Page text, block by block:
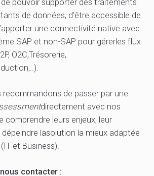
de pouvoir supporter des traitements
de données, d’être accessible de
une connectivité native avec
SAP et non-SAP pour gérerles flux
O2C,Trésorerie,
de passer par une
directement avec nos
comprendre leurs enjeux, leur
lasolution la mieux adaptée
et Business).
contacter :